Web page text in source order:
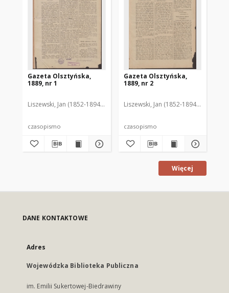
Gazeta Olsztyńska,
1889, nr 1
Liszewski, Jan (1852-1894). Red.
czasopismo
Gazeta Olsztyńska,
1889, nr 2
Liszewski, Jan (1852-1894). Red.
czasopismo
Więcej
DANE KONTAKTOWE
Adres
Wojewódzka Biblioteka Publiczna
im. Emilii Sukertowej-Biedrawiny